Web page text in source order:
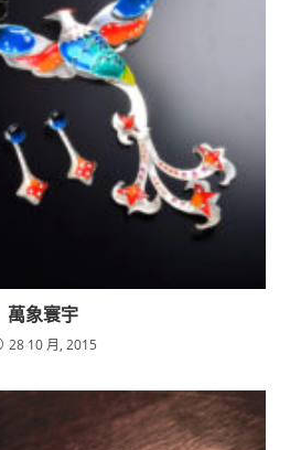
萬象寰宇
28 10 月, 2015